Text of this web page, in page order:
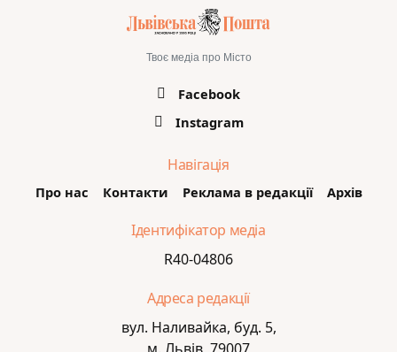
Твоє медіа про Місто
Facebook
Instagram
Навігація
Про нас Контакти Реклама в редакції Архів
Ідентифікатор медіа
R40-04806
Адреса редакції
вул. Наливайка, буд. 5,